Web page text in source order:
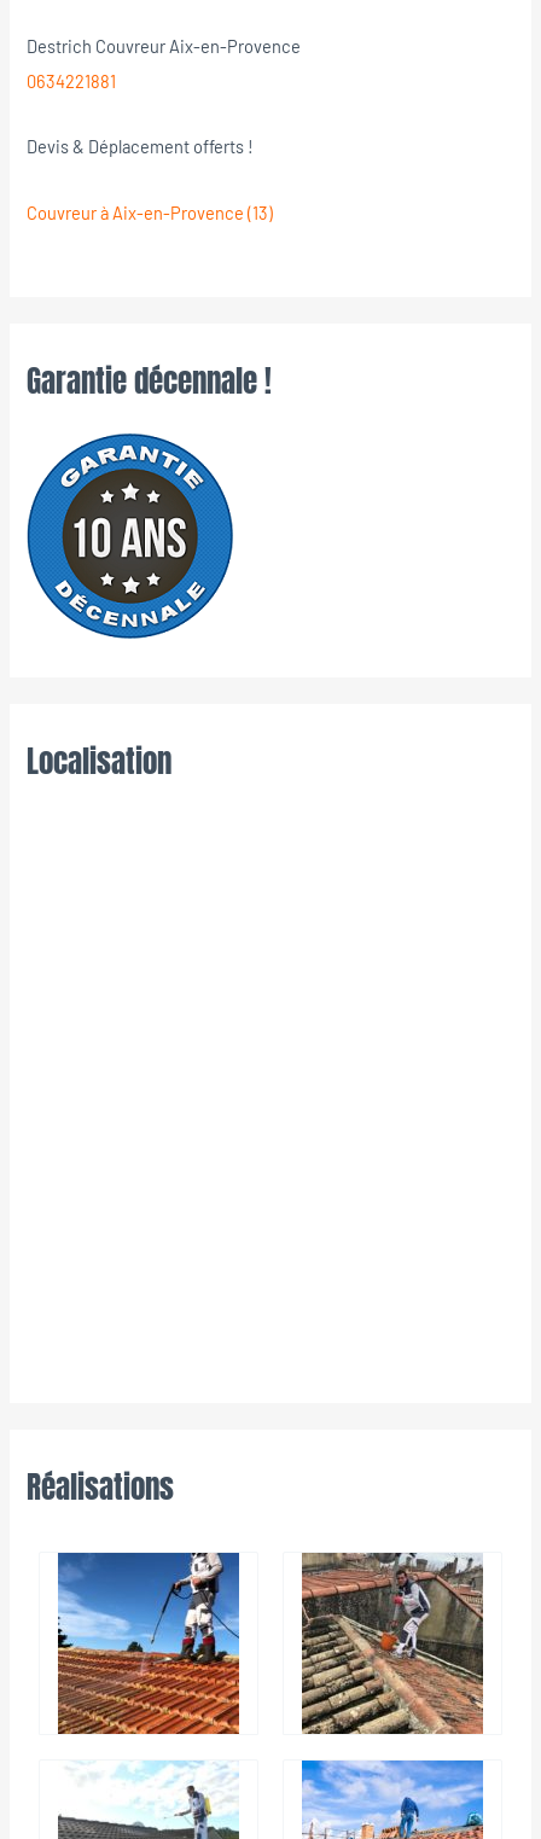
Destrich Couvreur Aix-en-Provence
0634221881
Devis & Déplacement offerts !
Couvreur à Aix-en-Provence (13)
Garantie décennale !
Localisation
Réalisations